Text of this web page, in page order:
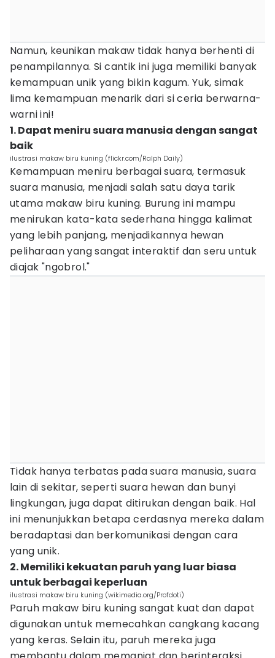
Namun, keunikan makaw tidak hanya berhenti di
penampilannya. Si cantik ini juga memiliki banyak
kemampuan unik yang bikin kagum. Yuk, simak
lima kemampuan menarik dari si ceria berwarna-
warni ini!
1. Dapat meniru suara manusia dengan sangat
baik
ilustrasi makaw biru kuning (flickr.com/Ralph Daily)
Kemampuan meniru berbagai suara, termasuk
suara manusia, menjadi salah satu daya tarik
utama makaw biru kuning. Burung ini mampu
menirukan kata-kata sederhana hingga kalimat
yang lebih panjang, menjadikannya hewan
peliharaan yang sangat interaktif dan seru untuk
diajak "ngobrol."
Tidak hanya terbatas pada suara manusia, suara
lain di sekitar, seperti suara hewan dan bunyi
lingkungan, juga dapat ditirukan dengan baik. Hal
ini menunjukkan betapa cerdasnya mereka dalam
beradaptasi dan berkomunikasi dengan cara
yang unik.
2. Memiliki kekuatan paruh yang luar biasa
untuk berbagai keperluan
ilustrasi makaw biru kuning (wikimedia.org/Profdoti)
Paruh makaw biru kuning sangat kuat dan dapat
digunakan untuk memecahkan cangkang kacang
yang keras. Selain itu, paruh mereka juga